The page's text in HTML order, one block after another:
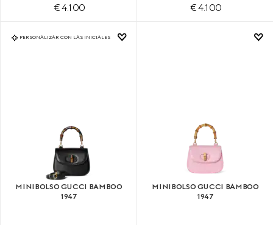
€ 4.100 € 4.100
PERSONALIZAR CON LAS INICIALES
MINIBOLSO GUCCI BAMBOO
1947
MINIBOLSO GUCCI BAMBOO
1947